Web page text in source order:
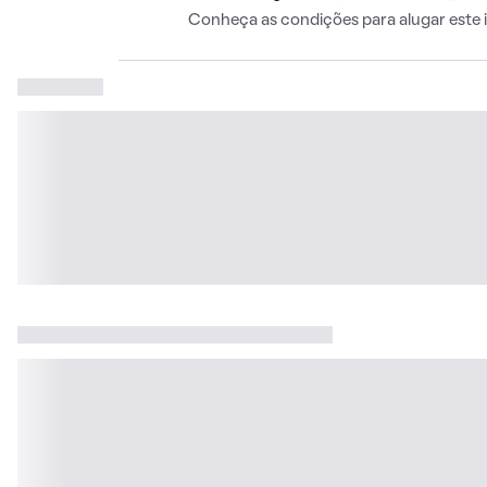
Conheça as condições para alugar este